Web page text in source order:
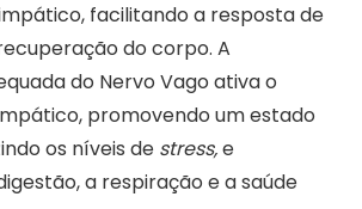
facilitando a resposta de
do corpo. A
do Nervo Vago ativa o
promovendo um estado
os níveis de stress,e
a respiração e a saúde